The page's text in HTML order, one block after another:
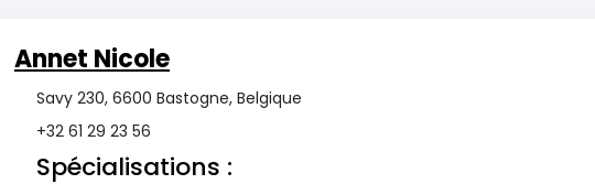
Annet Nicole
Savy 230, 6600 Bastogne, Belgique
+32 61 29 23 56
Spécialisations :